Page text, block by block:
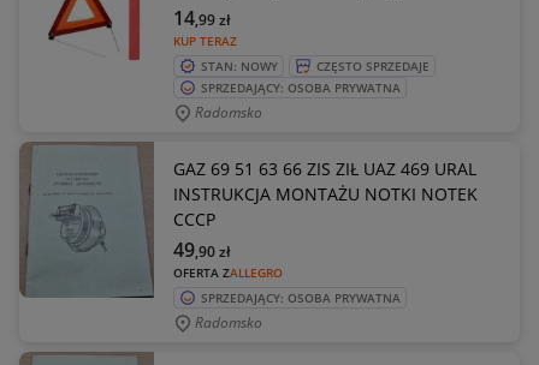
KUP TERAZ
14,99zł
STAN: NOWY
CZĘSTO SPRZEDAJE
SPRZEDAJĄCY: OSOBA PRYWATNA
Radomsko
GAZ 69 51 63 66 ZIS ZIŁ UAZ 469 URAL
INSTRUKCJA MONTAŻU NOTKI NOTEK
CCCP
OFERTA ZALLEGRO
49,90zł
SPRZEDAJĄCY: OSOBA PRYWATNA
Radomsko